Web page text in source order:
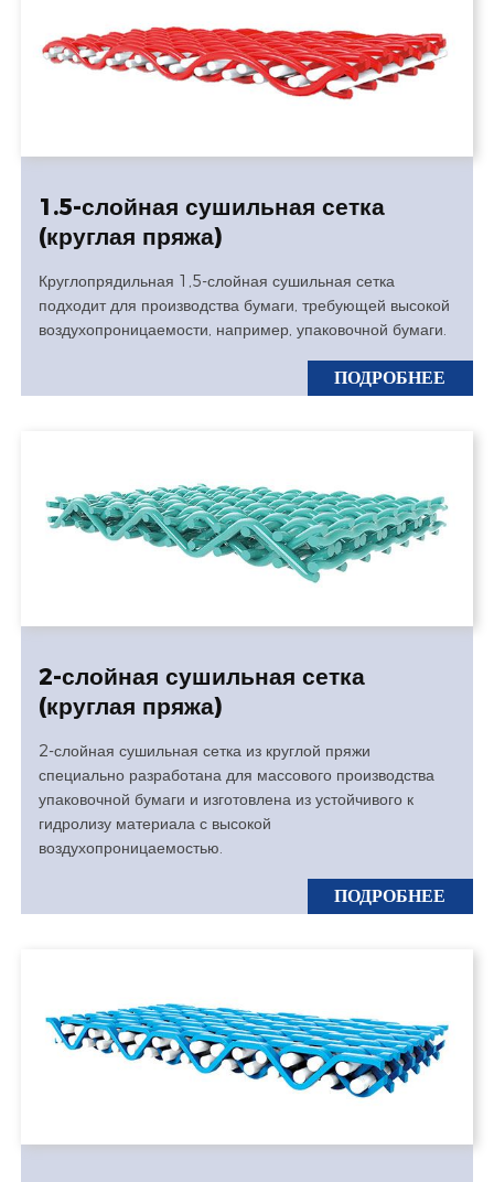
1.5-слойная сушильная сетка
(круглая пряжа)
Круглопрядильная 1,5-слойная сушильная сетка
подходит для производства бумаги, требующей высокой
воздухопроницаемости, например, упаковочной бумаги.
ПОДРОБНЕЕ
2-слойная сушильная сетка
(круглая пряжа)
2-слойная сушильная сетка из круглой пряжи
специально разработана для массового производства
упаковочной бумаги и изготовлена из устойчивого к
гидролизу материала с высокой
воздухопроницаемостью.
ПОДРОБНЕЕ